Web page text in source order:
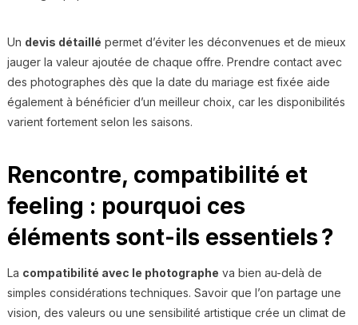
Un devis détaillé permet d’éviter les déconvenues et de mieux
jauger la valeur ajoutée de chaque offre. Prendre contact avec
des photographes dès que la date du mariage est fixée aide
également à bénéficier d’un meilleur choix, car les disponibilités
varient fortement selon les saisons.
Rencontre, compatibilité et
feeling : pourquoi ces
éléments sont-ils essentiels ?
La compatibilité avec le photographe va bien au-delà de
simples considérations techniques. Savoir que l’on partage une
vision, des valeurs ou une sensibilité artistique crée un climat de